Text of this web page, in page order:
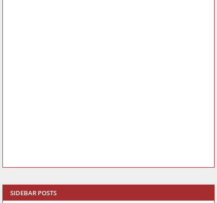
SIDEBAR POSTS